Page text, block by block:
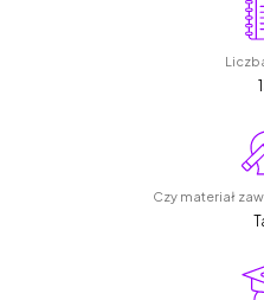
Czy materiał